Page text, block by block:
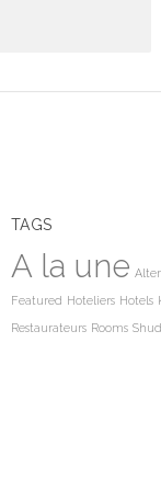
TAGS
A la une
Featured Hoteliers Hotels
Restaurateurs Rooms